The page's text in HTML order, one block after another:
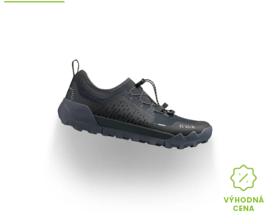
VÝHODNÁ
CENA